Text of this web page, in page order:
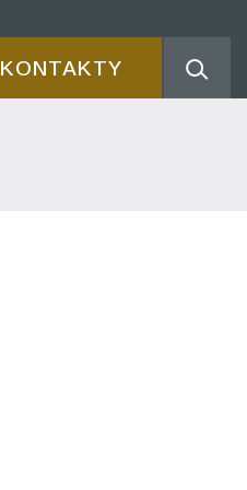
KONTAKTY